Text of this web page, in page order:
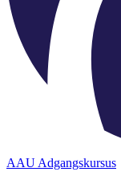
AAU Adgangskursus